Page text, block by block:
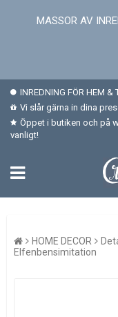
MASSOR AV
INREDNING FÖR HEM &
Vi slår gärna in dina
Öppet i butiken och på
vanligt!
HOME DECOR
Elfenbensimitation